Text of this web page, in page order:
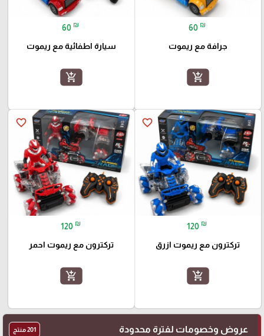
60 ₪
جرافة مع ريموت
add_shopping_cart
60 ₪
سيارة اطفائية مع ريموت
add_shopping_cart
favorite_border
120 ₪
تركترون مع ريموت ازرق
add_shopping_cart
favorite_border
120 ₪
تركترون مع ريموت احمر
add_shopping_cart
عروض وخصومات لفترة محدودة 201 منتج